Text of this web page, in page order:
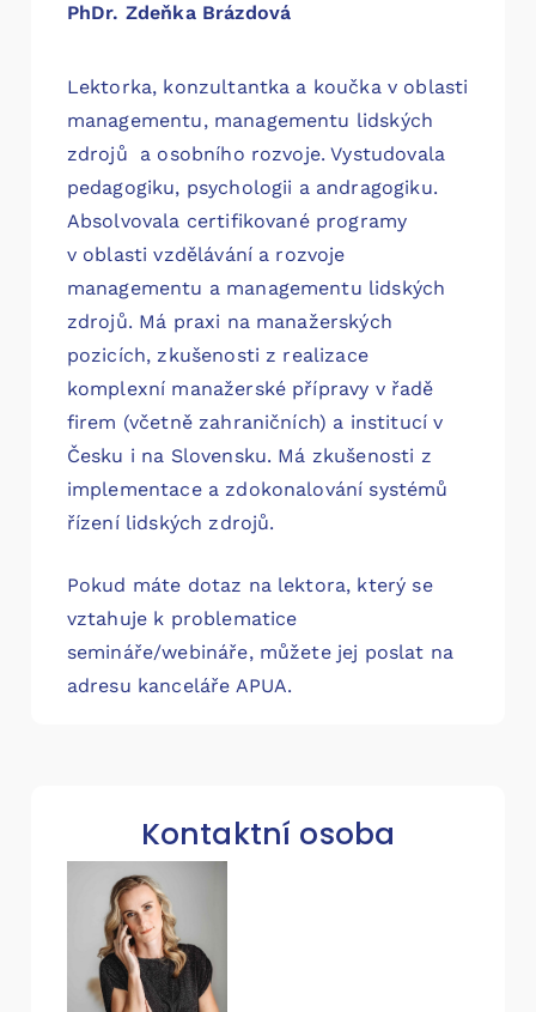
PhDr. Zdeňka Brázdová
Lektorka, konzultantka a koučka v oblasti
managementu, managementu lidských
zdrojů a osobního rozvoje. Vystudovala
pedagogiku, psychologii a andragogiku.
Absolvovala certifikované programy
v oblasti vzdělávání a rozvoje
managementu a managementu lidských
zdrojů. Má praxi na manažerských
pozicích, zkušenosti z realizace
komplexní manažerské přípravy v řadě
firem (včetně zahraničních) a institucí v
Česku i na Slovensku. Má zkušenosti z
implementace a zdokonalování systémů
řízení lidských zdrojů.
Pokud máte dotaz na lektora, který se
vztahuje k problematice
semináře/webináře, můžete jej poslat na
adresu kanceláře APUA.
Kontaktní osoba